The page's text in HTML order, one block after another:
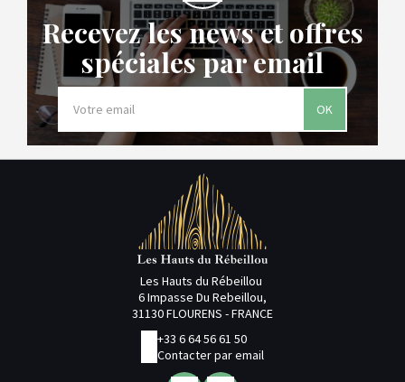
Recevez les news et offres
spéciales par email
OK
Les Hauts du Rébeillou
6 Impasse Du Rebeillou,
31130 FLOURENS - FRANCE
+33 6 64 56 61 50
Contacter par email